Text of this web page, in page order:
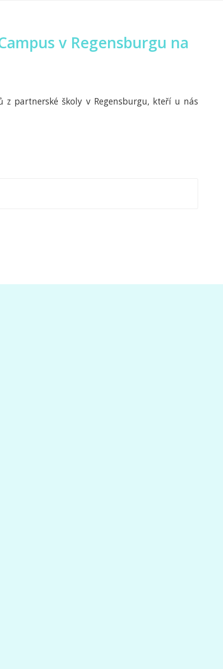
v Regensburgu na
partnerské školy v Regensburgu, kteří u nás